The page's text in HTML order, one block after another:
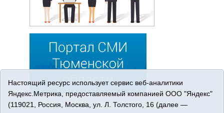
Настоящий ресурс использует сервис веб-аналитики
Яндекс.Метрика, предоставляемый компанией ООО "Яндекс"
(119021, Россия, Москва, ул. Л. Толстого, 16 (далее —